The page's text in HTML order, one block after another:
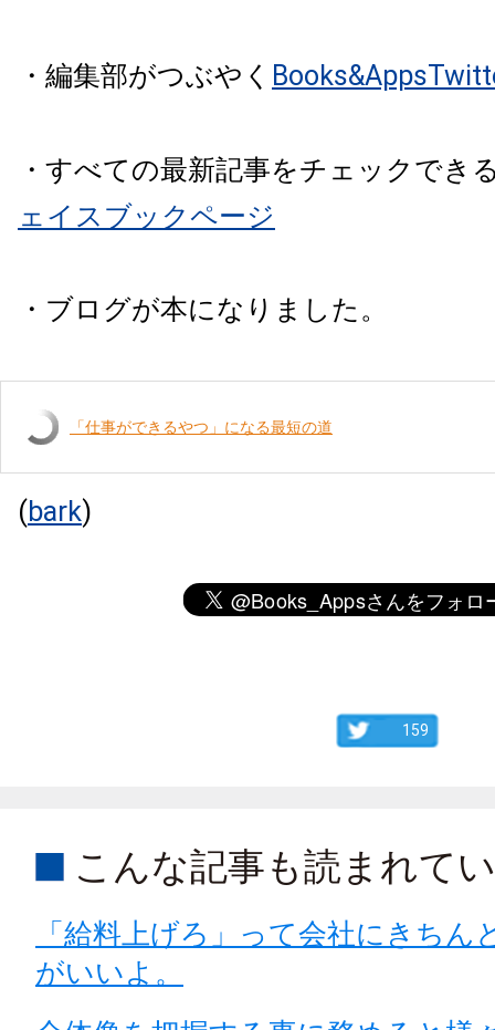
・編集部がつぶやく
・すべての最新記事をチェックでき
ェイスブックページ
・ブログが本になりました。
「仕事ができるやつ」になる最短の道
(bark)
159
こんな記事も読まれて
「給料上げろ」って会社にきちん
がいいよ。